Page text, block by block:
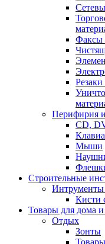
Факсы
Перифирия
CD,
Мыши
Строительные
Интрументы
Кисти
Товары для дома
Отдых
Зонты